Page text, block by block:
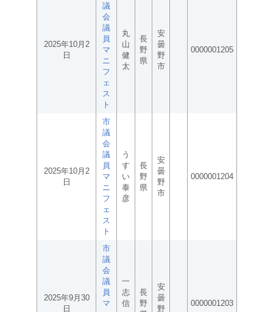
2025年10月2
日
議
会
議
員
マ
ニ
フ
ェ
ス
ト
丸
山
健
太
長
野
県
安
曇
野
市
0000001205
2025年10月2
日
市
議
会
議
員
マ
ニ
フ
ェ
ス
ト
う
す
い
泰
彦
長
野
県
安
曇
野
市
0000001204
2025年9月30
日
市
議
会
議
員
マ
一
志
信
長
野
安
曇
野
0000001203